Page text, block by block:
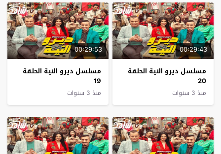
00:29:43
مسلسل ديرو النية الحلقة
20
منذ 3 سنوات
00:29:53
مسلسل ديرو النية الحلقة
19
منذ 3 سنوات